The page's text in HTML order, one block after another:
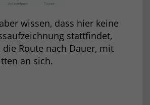
wissen, dass hier keine
stattfindet,
Route nach Dauer, mit
an sich.